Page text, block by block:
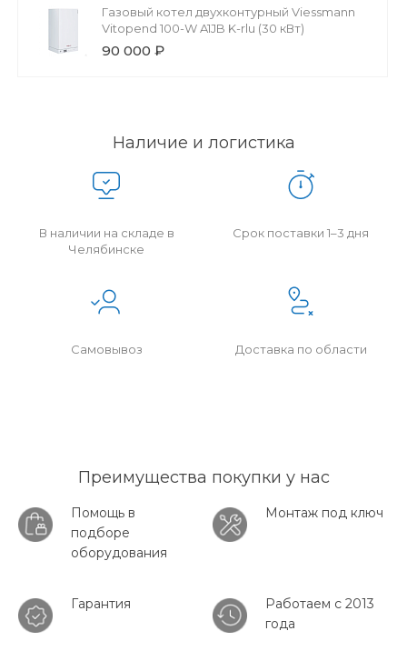
Газовый котел двухконтурный Viessmann
Vitopend 100-W A1JB K-rlu (30 кВт)
90 000 ₽
Наличие и логистика
В наличии на складе в
Челябинске
Срок поставки 1–3 дня
Самовывоз Доставка по области
Преимущества покупки у нас
Помощь в
подборе
оборудования
Монтаж под ключ
Гарантия
Работаем с 2013
года